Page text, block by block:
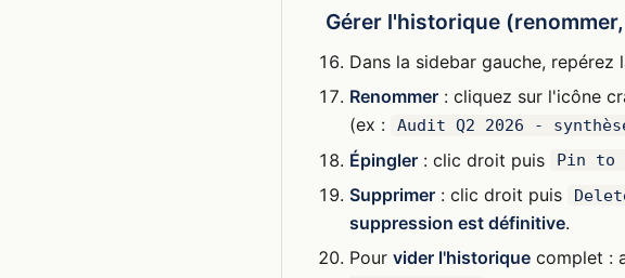
Gérer l'historique
Dans la sidebar gauche,
Renommer : cliquez sur l'icône
(ex :
Audit Q2 2026 -
Épingler : clic droit puis Pin to
Supprimer : clic droit puis
suppression est définitive.
Pourvider l'historique complet :